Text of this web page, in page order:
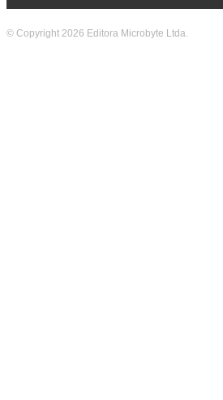
© Copyright 2026 Editora Microbyte Ltda.